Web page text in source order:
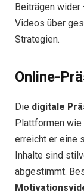
Beiträgen
Videos über
Strategien.
Online-
Die digitale
Plattformen wie
erreicht er eine
Inhalte sind
abgestimmt.